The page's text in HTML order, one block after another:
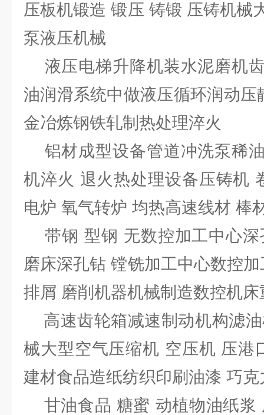
压板机锻造 锻压 铸锻 压铸机械
泵液压机械
液压电梯升降机装水泥磨机
油润滑系统中做液压循环润动
金冶炼钢铁轧制热处理淬火
铝材成型设备管道冲洗泵稀
机淬火 退火热处理设备压铸机
电炉 氧气转炉 均热高速线材 棒
带钢 型钢 无数控加工中心深
磨床深孔钻 镗铣加工中心数控
排屑 磨削机器机械制造数控机床
高速齿轮箱减速制动机构滤
械大型空气压缩机 空压机 压港
建材食品造纸纺织印刷油漆 巧
甘油食品 糖蜜 动植物油纸浆